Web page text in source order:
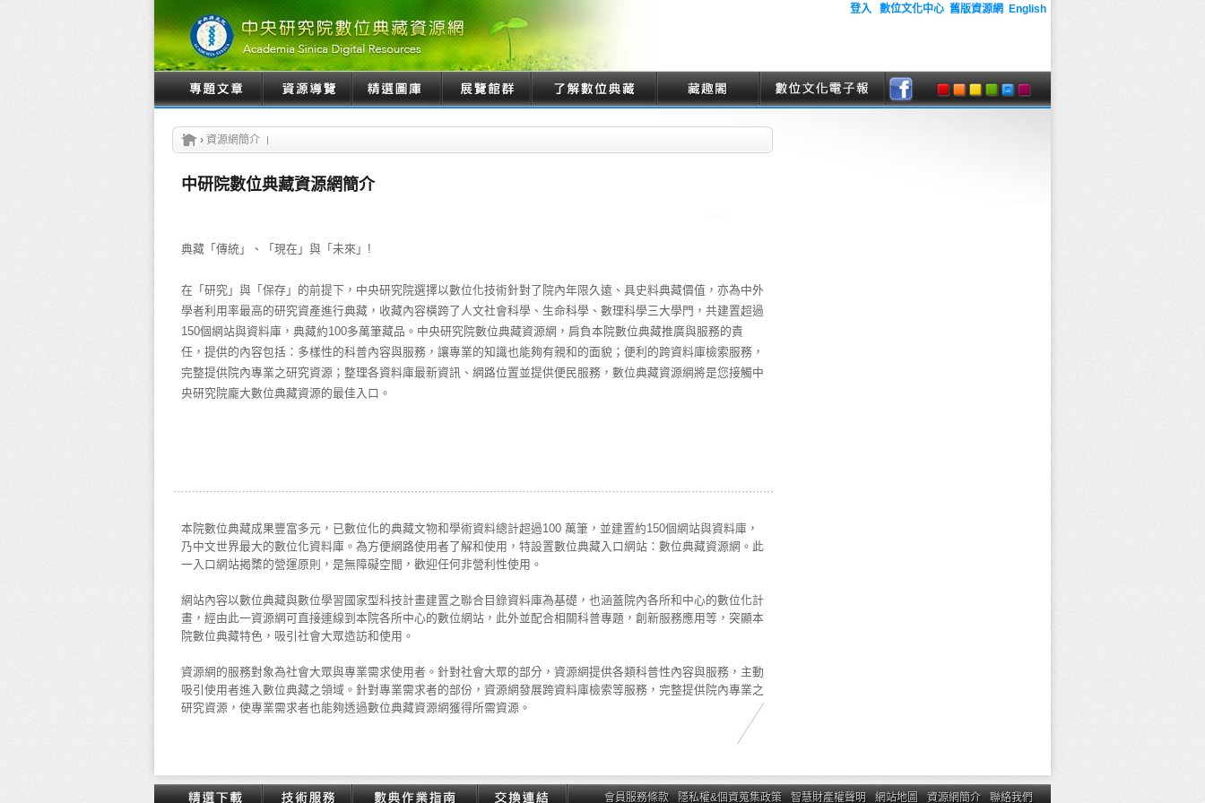
登入 數位文化中心 舊版資源網 English
› 資源網簡介
中研院數位典藏資源網簡介
典藏「傳統」、「現在」與「未來」!
在「研究」與「保存」的前提下，中央研究院選擇以數位化技術針對了院內年限久遠、具史料典藏價值，亦為中外
學者利用率最高的研究資產進行典藏，收藏內容橫跨了人文社會科學、生命科學、數理科學三大學門，共建置超過
150個網站與資料庫，典藏約100多萬筆藏品。中央研究院數位典藏資源網，肩負本院數位典藏推廣與服務的責
任，提供的內容包括：多樣性的科普內容與服務，讓專業的知識也能夠有親和的面貌；便利的跨資料庫檢索服務，
完整提供院內專業之研究資源；整理各資料庫最新資訊、網路位置並提供便民服務，數位典藏資源網將是您接觸中
央研究院龐大數位典藏資源的最佳入口。
本院數位典藏成果豐富多元，已數位化的典藏文物和學術資料總計超過100 萬筆，並建置約150個網站與資料庫，
乃中文世界最大的數位化資料庫。為方便網路使用者了解和使用，特設置數位典藏入口網站：數位典藏資源網。此
一入口網站揭櫫的營運原則，是無障礙空間，歡迎任何非營利性使用。
網站內容以數位典藏與數位學習國家型科技計畫建置之聯合目錄資料庫為基礎，也涵蓋院內各所和中心的數位化計
畫，經由此一資源網可直接連線到本院各所中心的數位網站，此外並配合相關科普專題，創新服務應用等，突顯本
院數位典藏特色，吸引社會大眾造訪和使用。
資源網的服務對象為社會大眾與專業需求使用者。針對社會大眾的部分，資源網提供各類科普性內容與服務，主動
吸引使用者進入數位典藏之領域。針對專業需求者的部份，資源網發展跨資料庫檢索等服務，完整提供院內專業之
研究資源，使專業需求者也能夠透過數位典藏資源網獲得所需資源。
會員服務條款 隱私權&個資蒐集政策 智慧財產權聲明 網站地圖 資源網簡介 聯絡我們